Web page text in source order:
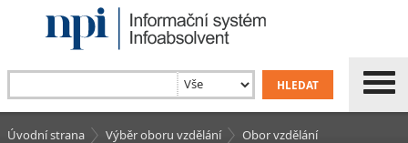
Úvodní strana Výběr oboru vzdělání Obor vzdělání